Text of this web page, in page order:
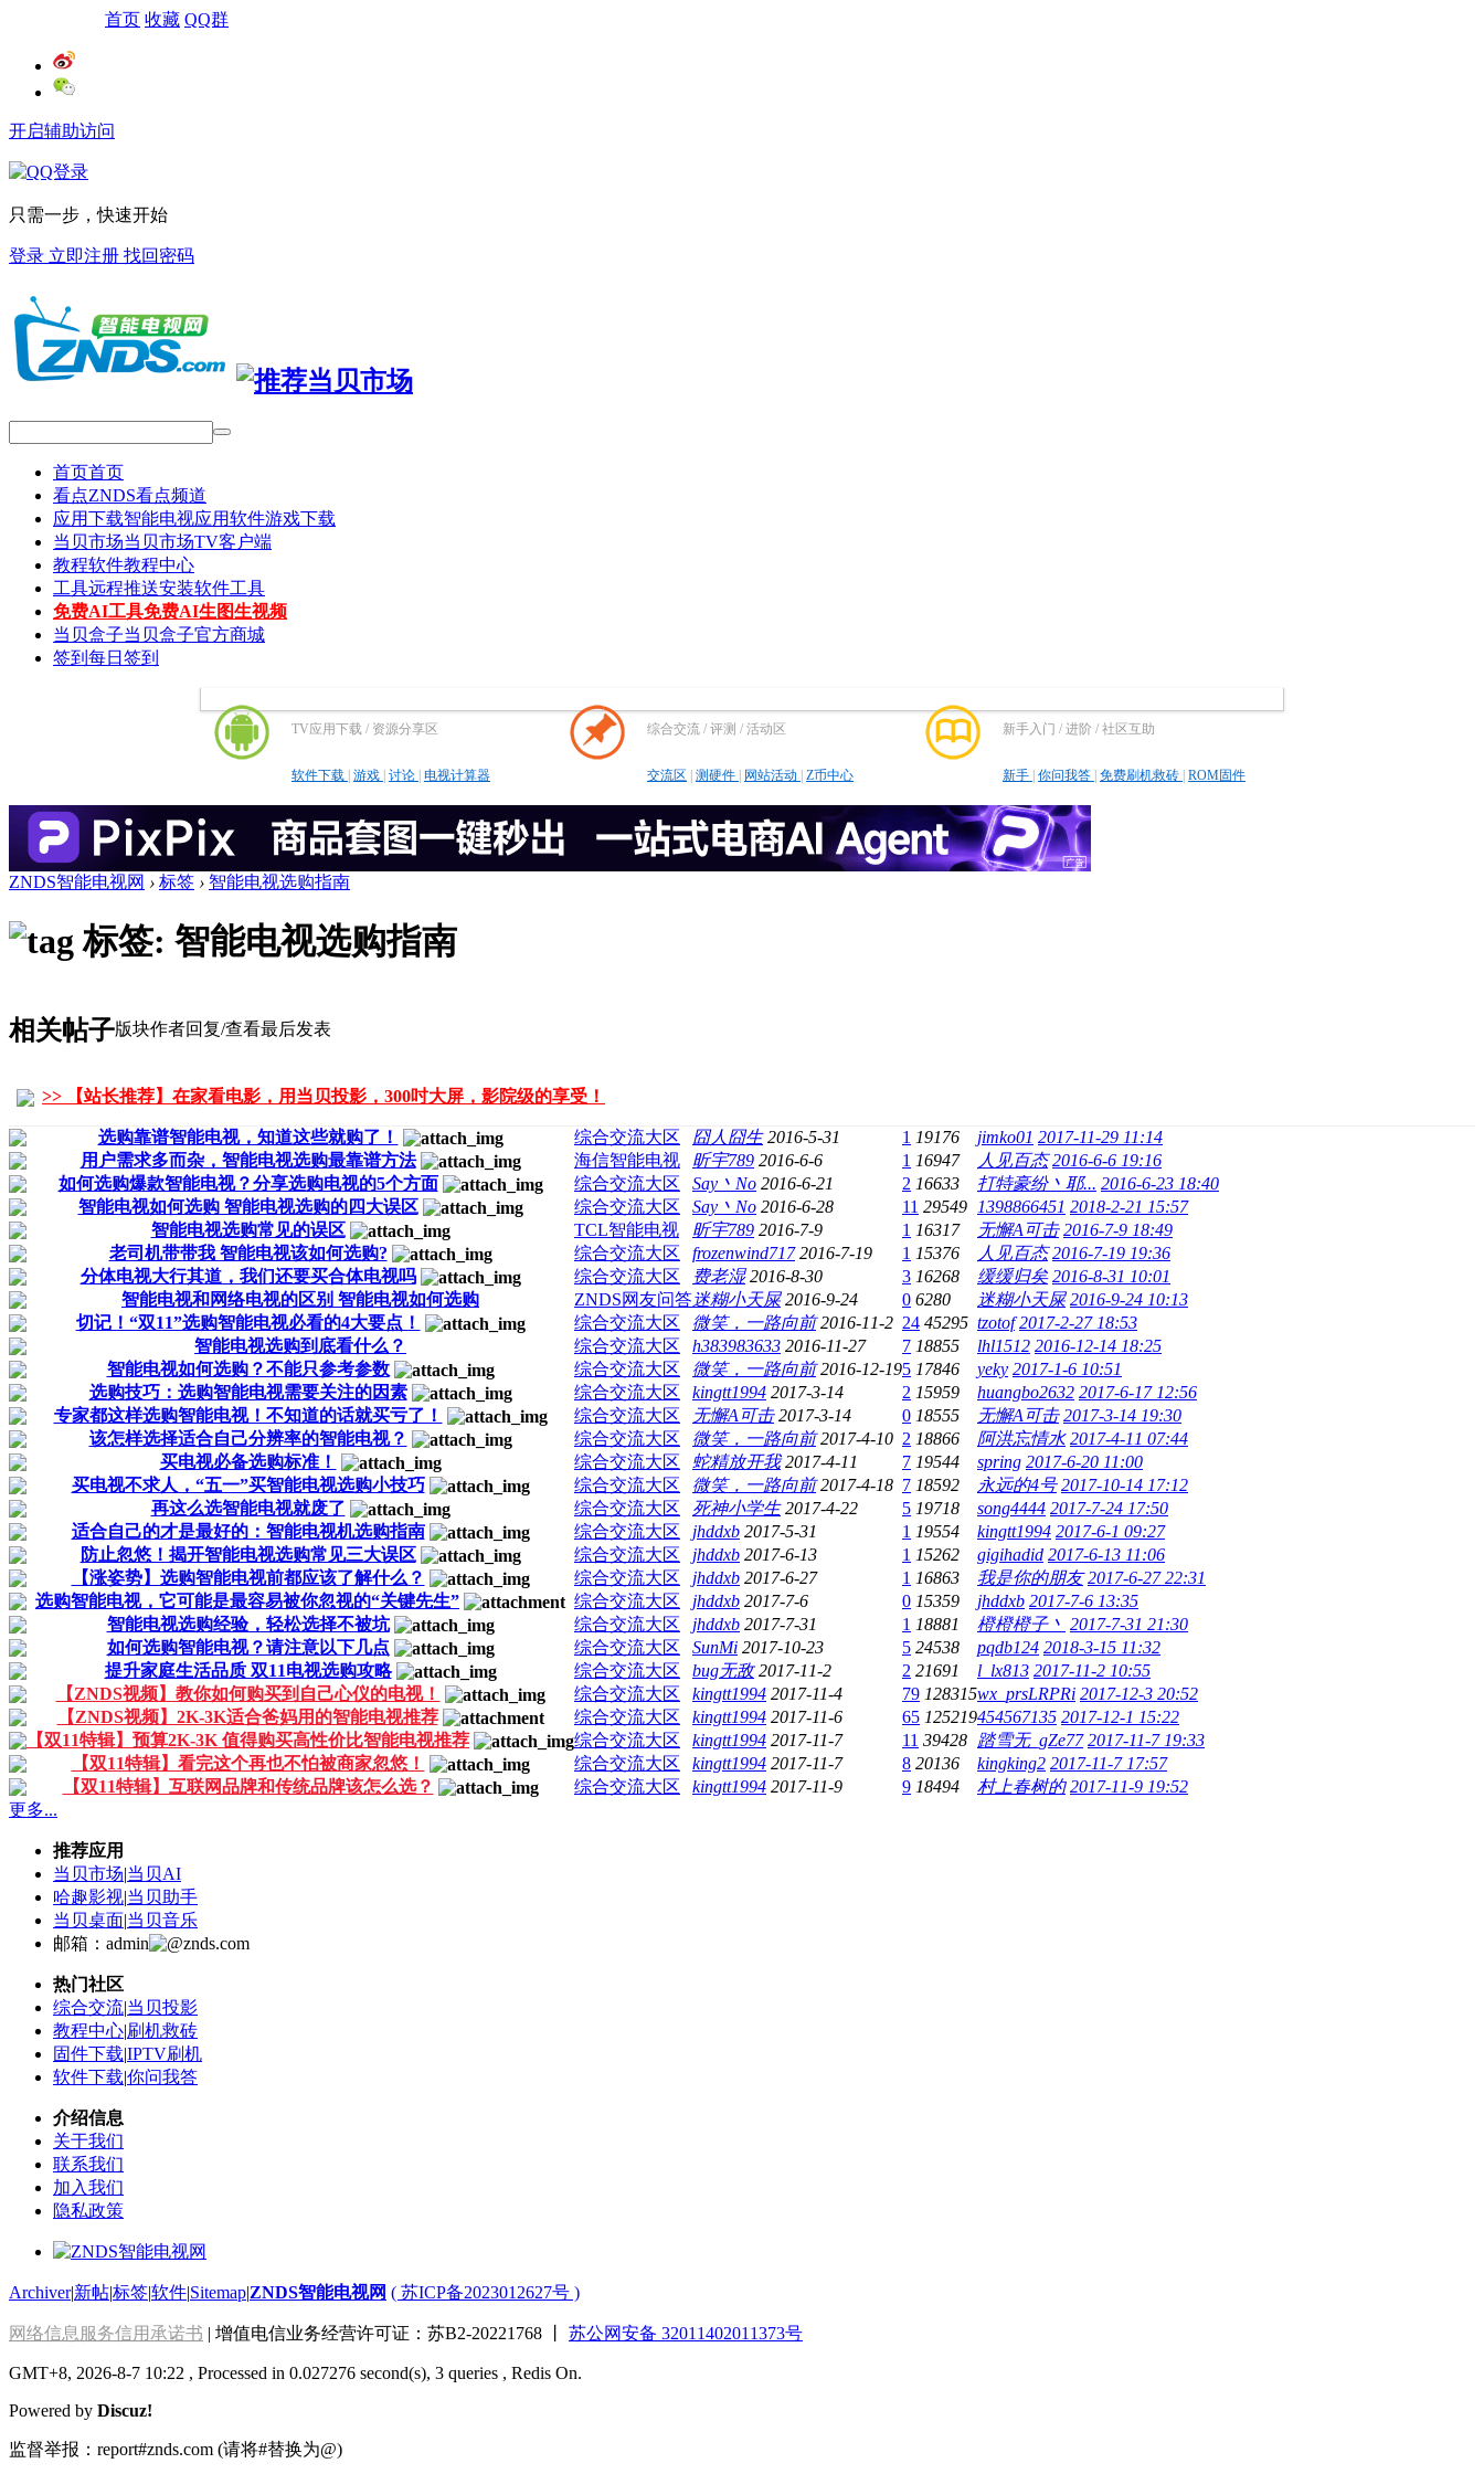
首页 收藏 QQ群
开启辅助访问
只需一步，快速开始
登录 立即注册 找回密码
首页首页
看点ZNDS看点频道
应用下载智能电视应用软件游戏下载
当贝市场当贝市场TV客户端
教程软件教程中心
工具远程推送安装软件工具
免费AI工具免费AI生图生视频
当贝盒子当贝盒子官方商城
签到 每日签到
TV应用下载 / 资源分享区
软件下载 | 游戏 | 讨论 | 电视计算器
综合交流 / 评测 / 活动区
交流区 | 测硬件 | 网站活动 | Z币中心
新手入门 / 进阶 / 社区互助
新手 | 你问我答 | 免费刷机救砖 | ROM固件
ZNDS智能电视网 › 标签 › 智能电视选购指南
标签: 智能电视选购指南
相关帖子版块作者回复/查看最后发表
>> 【站长推荐】在家看电影，用当贝投影，300吋大屏，影院级的享受！
选购靠谱智能电视，知道这些就购了！ 综合交流大区 囧人囧生 2016-5-31 1 19176 jimko01 2017-11-29 11:14
用户需求多而杂，智能电视选购最靠谱方法
海信智能电视 昕宇789 2016-6-6 1 16947 人见百态 2016-6-6 19:16
如何选购爆款智能电视？分享选购电视的5个方面
综合交流大区 Say丶No 2016-6-21 2 16633 打特豪纷丶耶... 2016-6-23 18:40
智能电视如何选购 智能电视选购的四大误区
综合交流大区 Say丶No 2016-6-28 11 29549 1398866451 2018-2-21 15:57
智能电视选购常见的误区
TCL智能电视 昕宇789 2016-7-9 1 16317 无懈A可击 2016-7-9 18:49
老司机带带我 智能电视该如何选购?
综合交流大区 frozenwind717 2016-7-19 1 15376 人见百态 2016-7-19 19:36
分体电视大行其道，我们还要买合体电视吗
综合交流大区 费老湿 2016-8-30 3 16268 缓缓归矣 2016-8-31 10:01
智能电视和网络电视的区别 智能电视如何选购
ZNDS网友问答迷糊小天屎 2016-9-24 0 6280 迷糊小天屎 2016-9-24 10:13
切记！“双11”选购智能电视必看的4大要点！
综合交流大区 微笑，一路向前 2016-11-2 24 45295 tzotof 2017-2-27 18:53
智能电视选购到底看什么？
综合交流大区 h383983633 2016-11-27 7 18855 lhl1512 2016-12-14 18:25
智能电视如何选购？不能只参考参数
综合交流大区 微笑，一路向前 2016-12-195 17846 yeky 2017-1-6 10:51
选购技巧：选购智能电视需要关注的因素
综合交流大区 kingtt1994 2017-3-14 2 15959 huangbo2632 2017-6-17 12:56
专家都这样选购智能电视！不知道的话就买亏了！
综合交流大区 无懈A可击 2017-3-14 0 18555 无懈A可击 2017-3-14 19:30
该怎样选择适合自己分辨率的智能电视？
综合交流大区 微笑，一路向前 2017-4-10 2 18866 阿洪忘情水 2017-4-11 07:44
买电视必备选购标准！
综合交流大区 蛇精放开我 2017-4-11 7 19544 spring 2017-6-20 11:00
买电视不求人，“五一”买智能电视选购小技巧
综合交流大区 微笑，一路向前 2017-4-18 7 18592 永远的4号 2017-10-14 17:12
再这么选智能电视就废了
综合交流大区 死神小学生 2017-4-22 5 19718 song4444 2017-7-24 17:50
适合自己的才是最好的：智能电视机选购指南
综合交流大区 jhddxb 2017-5-31 1 19554 kingtt1994 2017-6-1 09:27
防止忽悠！揭开智能电视选购常见三大误区
综合交流大区 jhddxb 2017-6-13 1 15262 gigihadid 2017-6-13 11:06
【涨姿势】选购智能电视前都应该了解什么？
综合交流大区 jhddxb 2017-6-27 1 16863 我是你的朋友 2017-6-27 22:31
选购智能电视，它可能是最容易被你忽视的“关键先生”
综合交流大区 jhddxb 2017-7-6 0 15359 jhddxb 2017-7-6 13:35
智能电视选购经验，轻松选择不被坑
综合交流大区 jhddxb 2017-7-31 1 18881 橙橙橙子丶 2017-7-31 21:30
如何选购智能电视？请注意以下几点
综合交流大区 SunMi 2017-10-23 5 24538 pqdb124 2018-3-15 11:32
提升家庭生活品质 双11电视选购攻略
综合交流大区 bug无敌 2017-11-2 2 21691 l_lx813 2017-11-2 10:55
【ZNDS视频】教你如何购买到自己心仪的电视！
综合交流大区 kingtt1994 2017-11-4 79 128315wx_prsLRPRi 2017-12-3 20:52
【ZNDS视频】2K-3K适合爸妈用的智能电视推荐
综合交流大区 kingtt1994 2017-11-6 65 125219454567135 2017-12-1 15:22
【双11特辑】预算2K-3K 值得购买高性价比智能电视推荐
综合交流大区 kingtt1994 2017-11-7 11 39428 踏雪无_gZe77 2017-11-7 19:33
【双11特辑】看完这个再也不怕被商家忽悠！
综合交流大区 kingtt1994 2017-11-7 8 20136 kingking2 2017-11-7 17:57
【双11特辑】互联网品牌和传统品牌该怎么选？
综合交流大区 kingtt1994 2017-11-9 9 18494 村上春树的 2017-11-9 19:52
更多...
推荐应用
当贝市场|当贝AI
哈趣影视|当贝助手
当贝桌面|当贝音乐
邮箱：admin
znds.com
热门社区
综合交流|当贝投影
教程中心|刷机救砖
固件下载|IPTV刷机
软件下载|你问我答
介绍信息
关于我们
联系我们
加入我们
隐私政策
Archiver|新帖|标签|软件|Sitemap|ZNDS智能电视网 ( 苏ICP备2023012627号 )
网络信息服务信用承诺书 | 增值电信业务经营许可证：苏B2-20221768 丨 苏公网安备 32011402011373号
GMT+8, 2026-8-7 10:22 , Processed in 0.027276 second(s), 3 queries , Redis On.
Powered by Discuz!
监督举报：report#znds.com (请将#替换为@)